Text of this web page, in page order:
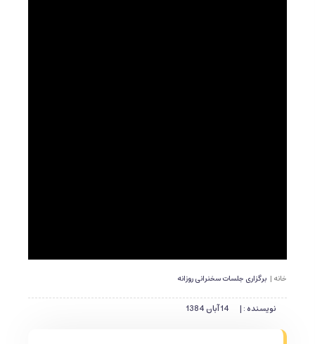
خانه | برگزاری جلسات سخنرانی روزانه
نویسنده : | 14 آبان 1384